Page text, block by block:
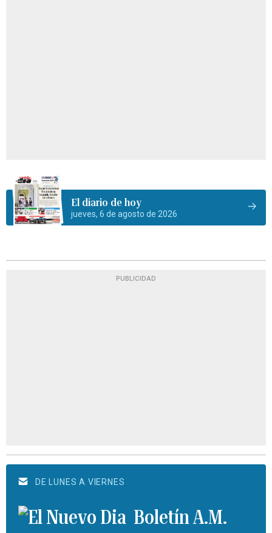
El diario de hoy
jueves, 6 de agosto de 2026
PUBLICIDAD
DE LUNES A VIERNES
Boletín A.M.